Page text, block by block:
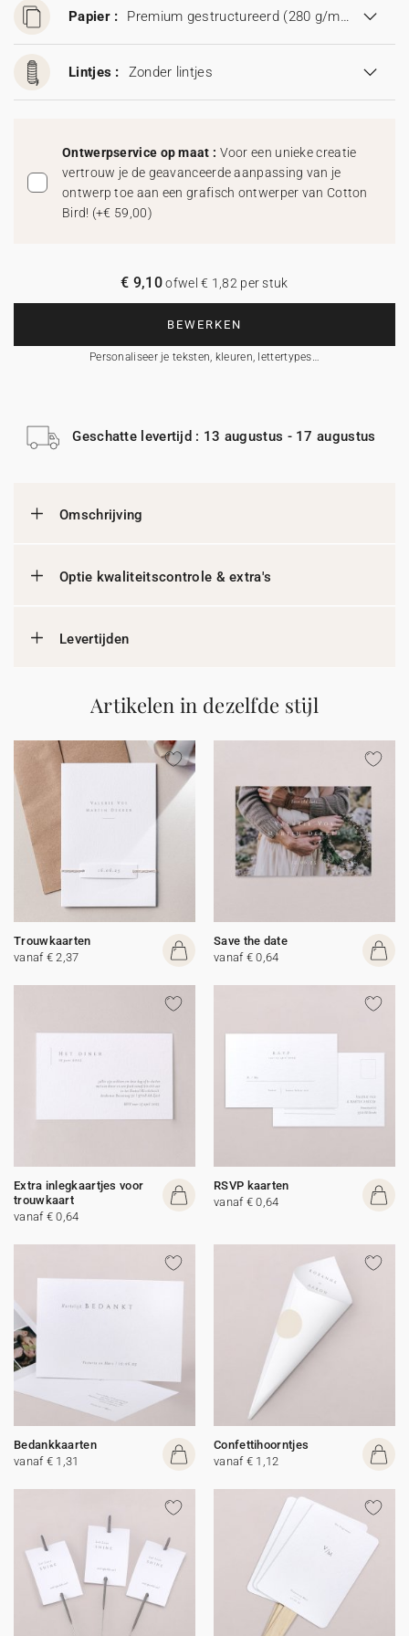
Papier : Premium gestructureerd (280 g/m²)
Lintjes : Zonder lintjes
Ontwerpservice op maat : Voor een unieke creatie
vertrouw je de geavanceerde aanpassing van je
ontwerp toe aan een grafisch ontwerper van Cotton
Bird! (+€ 59,00)
BEWERKEN
Personaliseer je teksten, kleuren, lettertypes…
€ 9,10ofwel € 1,82 per stuk
Geschatte levertijd : 13 augustus - 17 augustus
Omschrijving
Optie kwaliteitscontrole & extra's
Levertijden
Artikelen in dezelfde stijl
Trouwkaarten
vanaf € 2,37
Save the date
vanaf € 0,64
Extra inlegkaartjes voor
trouwkaart
vanaf € 0,64
RSVP kaarten
vanaf € 0,64
Bedankkaarten
vanaf € 1,31
Confettihoorntjes
vanaf € 1,12